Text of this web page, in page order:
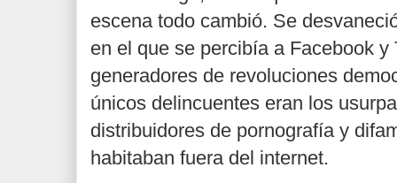
escena todo cambió. Se
en el que se percibía a Facebook y
generadores de revoluciones
únicos delincuentes eran los
distribuidores de pornografía y
habitaban fuera del internet.